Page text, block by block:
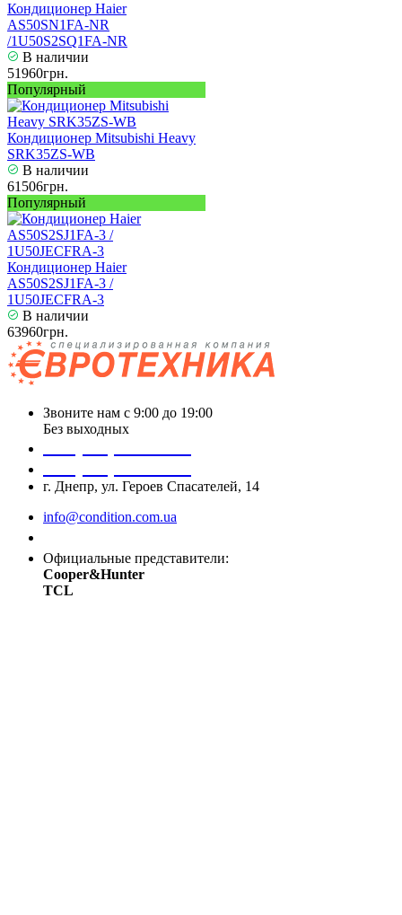
Кондиционер Haier
AS50SN1FA-NR
/1U50S2SQ1FA-NR
В наличии
51960грн.
Популярный
Кондиционер Mitsubishi Heavy
SRK35ZS-WB
В наличии
61506грн.
Популярный
Кондиционер Haier
AS50S2SJ1FA-3 /
1U50JECFRA-3
В наличии
63960грн.
Звоните нам с 9:00 до 19:00
Без выходных
г. Днепр, ул. Героев Спасателей, 14
info@condition.com.ua
Официальные представители:
Cooper&Hunter
TCL